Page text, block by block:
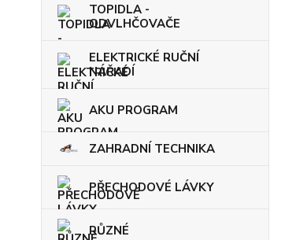
TOPIDLA -
ODVLHČOVAČE
ELEKTRICKÉ RUČNÍ
NÁŘADÍ
AKU PROGRAM
ZAHRADNÍ TECHNIKA
PŘECHODOVÉ LÁVKY
RŮZNÉ